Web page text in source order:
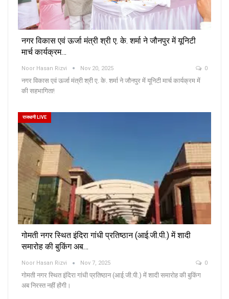
नगर विकास एवं ऊर्जा मंत्री श्री ए. के. शर्मा ने जौनपुर में यूनिटी
मार्च कार्यक्रम…
Noor Hasan Rizvi Nov 20, 2025 0
नगर विकास एवं ऊर्जा मंत्री श्री ए. के. शर्मा ने जौनपुर में यूनिटी मार्च कार्यक्रम में
की सहभागिता!
राजधानी LIVE
गोमती नगर स्थित इंदिरा गांधी प्रतिष्ठान (आई.जी.पी.) में शादी
समारोह की बुकिंग अब…
Noor Hasan Rizvi Nov 7, 2025 0
गोमती नगर स्थित इंदिरा गांधी प्रतिष्ठान (आई.जी.पी.) में शादी समारोह की बुकिंग
अब निरस्त नहीं होंगी।